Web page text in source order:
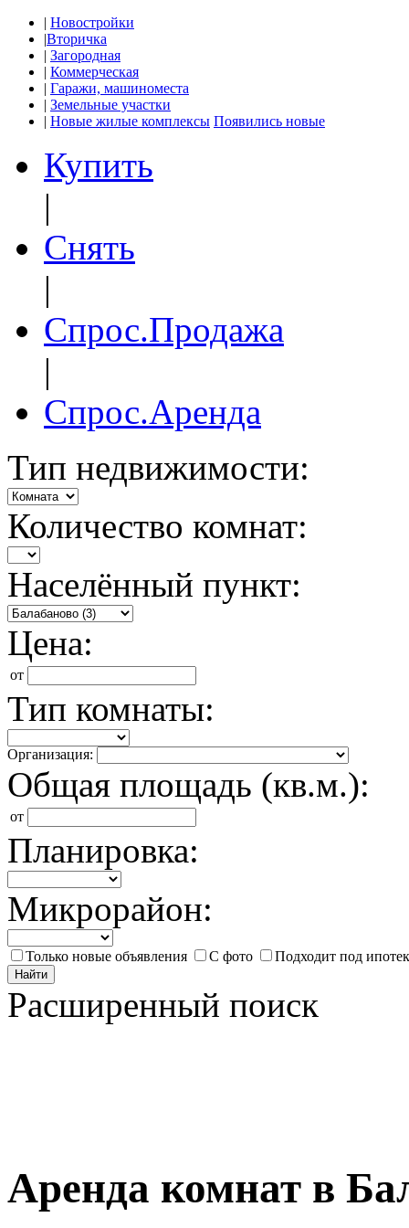
| Новостройки
|Вторичка
| Загородная
| Коммерческая
| Гаражи, машиноместа
| Земельные участки
| Новые жилые комплексы Появились новые
Купить
|
Снять
|
Спрос.Продажа
|
Спрос.Аренда
Тип недвижимости:
Количество комнат:
Населённый пункт:
Цена:
от
Тип комнаты:
Организация:
Общая площадь (кв.м.):
от
Планировка:
Микрорайон:
Только новые объявления С фото Подходит под
Найти
Расширенный поиск
Аренда комнат в